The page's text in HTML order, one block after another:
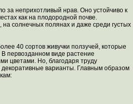
за неприхотливый нрав. Оно устойчиво к
как на плодородной почве.
на солнечных полянах и даже среди густых
40 сортов живучки ползучей, которые
первозданном виде растение
цветами. Но, благодаря труду
варианты. Главным образом